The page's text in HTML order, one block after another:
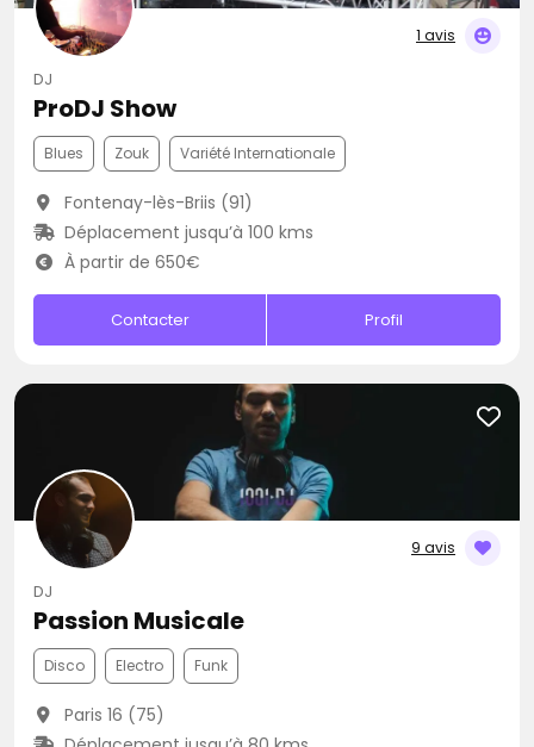
1 avis
DJ
ProDJ Show
Blues Zouk Variété Internationale
Fontenay-lès-Briis (91)
Déplacement jusqu’à 100 kms
À partir de 650€
Contacter Profil
9 avis
DJ
Passion Musicale
Disco Electro Funk
Paris 16 (75)